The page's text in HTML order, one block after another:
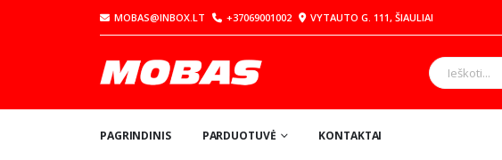
MOBAS@INBOX.LT +37069001002 VYTAUTO G. 111, ŠIAULIAI
PAGRINDINIS PARDUOTUVĖ KONTAKTAI